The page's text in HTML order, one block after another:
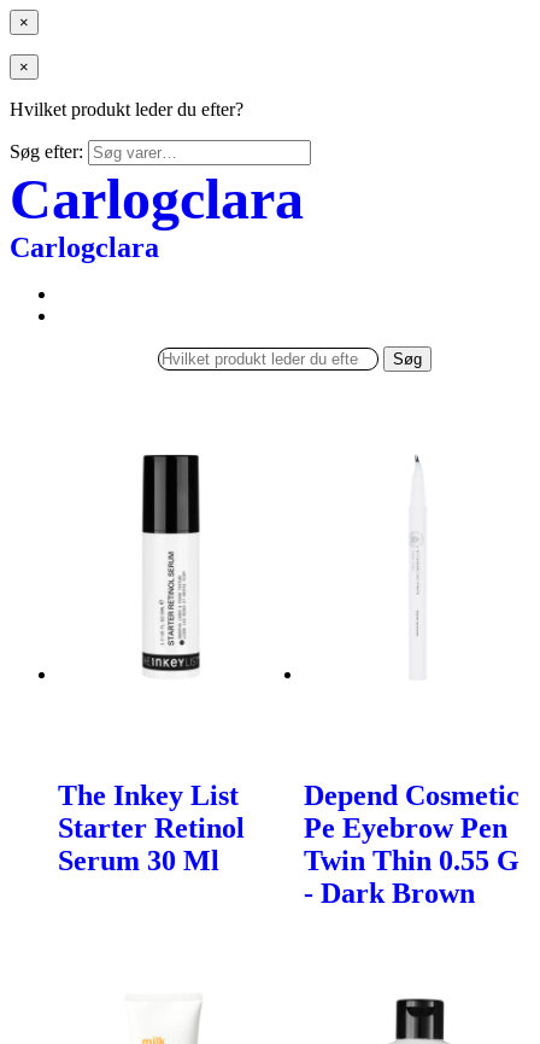
×
×
Hvilket produkt leder du efter?
Søg efter:
Carlogclara
Carlogclara
Søg
The Inkey List
Starter Retinol
Serum 30 Ml
Depend Cosmetic
Pe Eyebrow Pen
Twin Thin 0.55 G
- Dark Brown